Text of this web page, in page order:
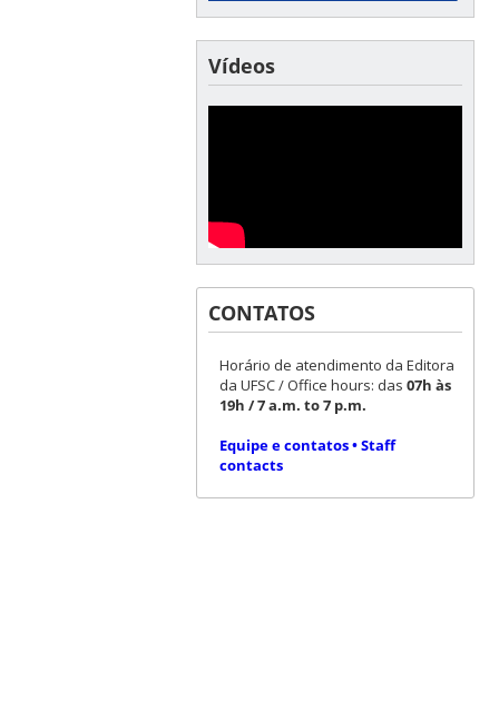
Vídeos
CONTATOS
Horário de atendimento da Editora
da UFSC / Office hours: das 07h às
19h / 7 a.m. to 7 p.m.
Equipe e contatos • Staff
contacts